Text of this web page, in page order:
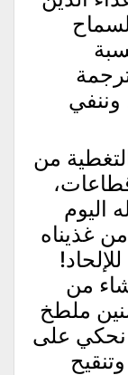
وننفي
من
اليوم
غذيناه
من
ملطخ
نحكي على